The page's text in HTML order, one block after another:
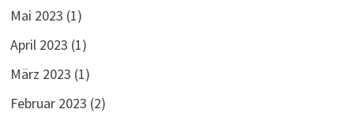
Mai 2023 (1)
April 2023 (1)
März 2023 (1)
Februar 2023 (2)